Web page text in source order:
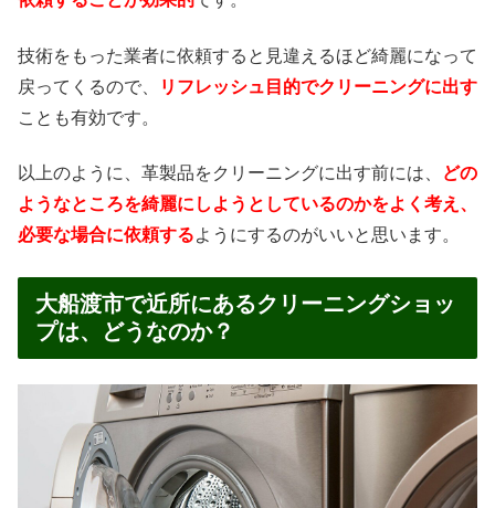
技術をもった業者に依頼すると見違えるほど綺麗になって
戻ってくるので、
リフレッシュ目的でクリーニングに出す
ことも有効です。
以上のように、革製品をクリーニングに出す前には、
どの
ようなところを綺麗にしようとしているのかをよく考え、
必要な場合に依頼するようにするのがいいと思います。
大船渡市で近所にあるクリーニングショッ
プは、どうなのか？